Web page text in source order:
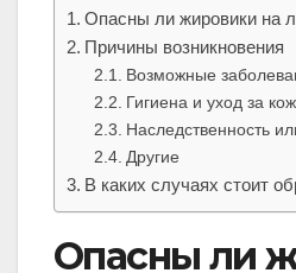
Опасны ли жировики на
Причины возникновения
Возможные
Гигиена и уход за
Наследственность
Другие
В каких случаях стоит
Опасны ли